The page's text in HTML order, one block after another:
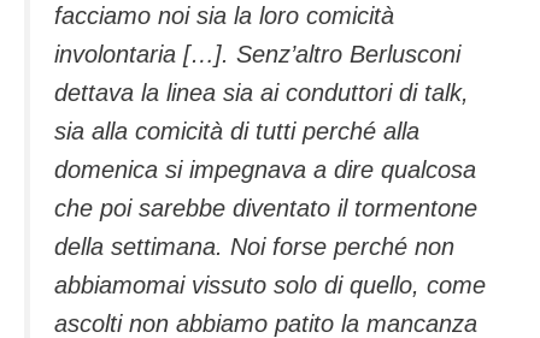
facciamo noi sia la loro comicità
involontaria […]. Senz’altro Berlusconi
dettava la linea sia ai conduttori di talk,
sia alla comicità di tutti perché alla
domenica si impegnava a dire qualcosa
che poi sarebbe diventato il tormentone
della settimana. Noi forse perché non
abbiamomai vissuto solo di quello, come
ascolti non abbiamo patito la mancanza